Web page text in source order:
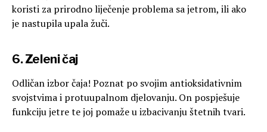
koristi za prirodno liječenje problema sa jetrom, ili ako
je nastupila upala žuči.
6. Zeleni čaj
Odličan izbor čaja! Poznat po svojim antioksidativnim
svojstvima i protuupalnom djelovanju. On pospješuje
funkciju jetre te joj pomaže u izbacivanju štetnih tvari.